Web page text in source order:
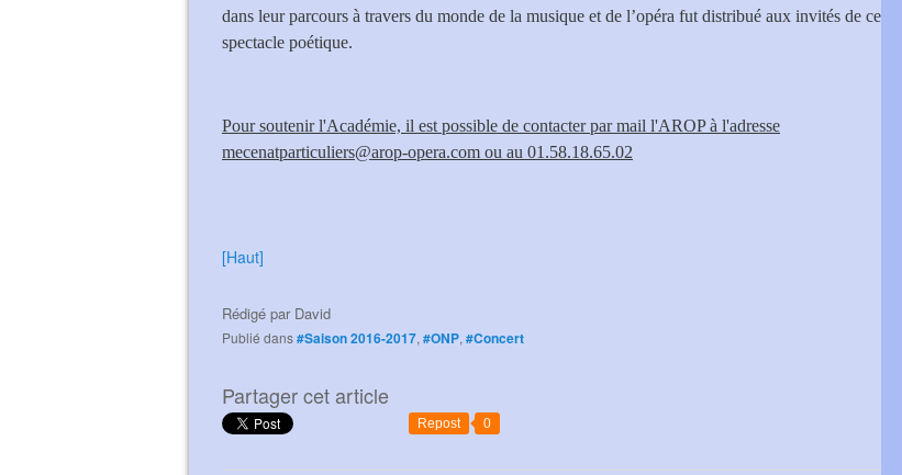
dans leur parcours à travers du monde de la musique et de l’opéra fut distribué aux invités de ce
spectacle poétique.
Pour soutenir l'Académie, il est possible de contacter par mail l'AROP à l'adresse
mecenatparticuliers@arop-opera.com ou au 01.58.18.65.02
[Haut]
Rédigé par David
Publié dans#Saison 2016-2017, #ONP, #Concert
Partager cet article
Repost 0